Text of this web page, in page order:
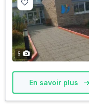
5
En savoir plus